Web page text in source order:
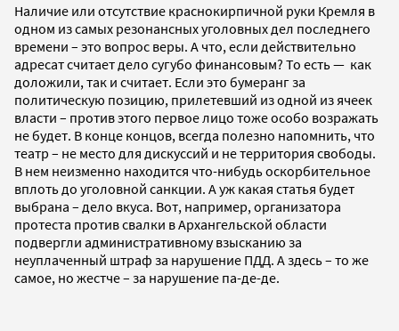
Наличие или отсутствие краснокирпичной руки Кремля в
одном из самых резонансных уголовных дел последнего
времени – это вопрос веры. А что, если действительно
адресат считает дело сугубо финансовым? То есть — как
доложили, так и считает. Если это бумеранг за
политическую позицию, прилетевший из одной из ячеек
власти – против этого первое лицо тоже особо возражать
не будет. В конце концов, всегда полезно напомнить, что
театр – не место для дискуссий и не территория свободы.
В нем неизменно находится что-нибудь оскорбительное
вплоть до уголовной санкции. А уж какая статья будет
выбрана – дело вкуса. Вот, например, организатора
протеста против свалки в Архангельской области
подвергли административному взысканию за
неуплаченный штраф за нарушение ПДД. А здесь – то же
самое, но жестче – за нарушение па-де-де.